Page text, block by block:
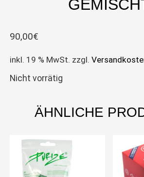
90,00€
inkl. 19 % MwSt. zzgl.
Nicht vorrätig
ÄHNLICHE